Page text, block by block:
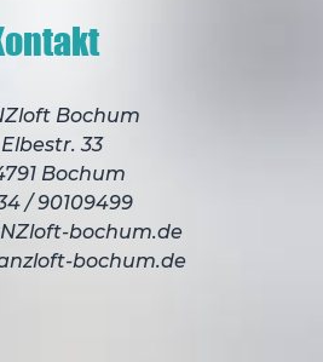
Bochum
Elbestr. 33
Bochum
/ 90109499
bochum.de
bochum.de